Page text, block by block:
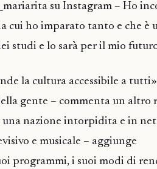
su Instagram – Ho
cui ho imparato tanto e che è
studi e lo sarà per il mio
la cultura accessibile a
gente – commenta un altro
nazione intorpidita e in
e musicale – aggiunge
programmi, i suoi modi di